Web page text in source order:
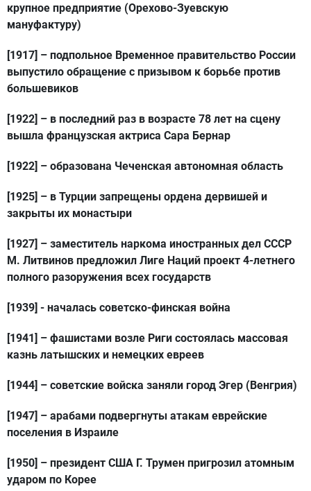
крупное предприятие (Орехово-Зуевскую
мануфактуру)
[1917] – подпольное Временное правительство России
выпустило обращение с призывом к борьбе против
большевиков
[1922] – в последний раз в возрасте 78 лет на сцену
вышла французская актриса Сара Бернар
[1922] – образована Чеченская автономная область
[1925] – в Турции запрещены ордена дервишей и
закрыты их монастыри
[1927] – заместитель наркома иностранных дел СССР
М. Литвинов предложил Лиге Наций проект 4-летнего
полного разоружения всех государств
[1939] - началась советско-финская война
[1941] – фашистами возле Риги состоялась массовая
казнь латышских и немецких евреев
[1944] – советские войска заняли город Эгер (Венгрия)
[1947] – арабами подвергнуты атакам еврейские
поселения в Израиле
[1950] – президент США Г. Трумен пригрозил атомным
ударом по Корее